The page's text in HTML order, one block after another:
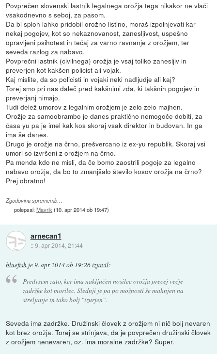
Povprečen slovenski lastnik legalnega orožja tega nikakor ne vlači
vsakodnevno s seboj, za pasom.
Da bi sploh lahko pridobil orožno listino, moraš izpolnjevati kar
nekaj pogojev, kot so nekaznovanost, zanesljivost, uspešno
opravljeni psihotest in tečaj za varno ravnanje z orožjem, ter
seveda razlog za nabavo.
Povprečni lastnik (civilnega) orožja je vsaj toliko zanesljiv in
preverjen kot kakšen policist ali vojak.
Kaj mislite, da so policisti in vojaki neki nadljudje ali kaj?
Torej smo pri nas daleč pred kakšnimi zda, ki takšnih pogojev in
preverjanj nimajo.
Tudi delež umorov z legalnim orožjem je zelo zelo majhen.
Orožje za samoobrambo je danes praktično nemogoče dobiti, za
časa yu pa je imel kak kos skoraj vsak direktor in buđovan. In ga
ima še danes.
Drugo je orožje na črno, prešvercano iz ex-yu republik. Skoraj vsi
umori so izvršeni z orožjem na črno.
Pa menda kdo ne misli, da če bomo zaostrili pogoje za legalno
nabavo orožja, da bo to zmanjšalo število kosov orožja na črno?
Prej obratno!
Zgodovina sprememb…
polepsal:Mavrik(10. apr 2014 ob 19:47)
arnecan1
::9. apr 2014, 21:44
bluefish je9. apr 2014 ob 19:26izjavil:
Predvsem zato, ker ima naključen nosilec orožja precej večje
zadržke kot morilec. Slednji je pa po možnosti še mahnjen na
streljanje in tako bolj "izurjen".
Seveda ima zadržke. Družinski človek z orožjem ni nič bolj nevaren
kot brez orožja. Torej se strinjava, da je povprečen družinski človek
z orožjem nenevaren, oz. ima moralne zadržke? Super.